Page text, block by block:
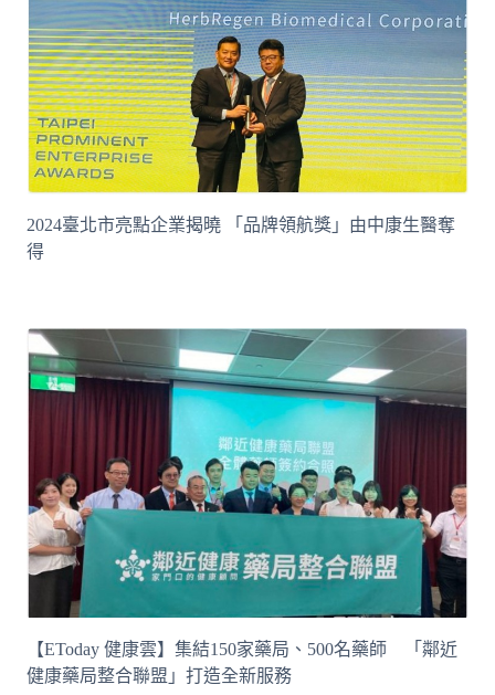
2024臺北市亮點企業揭曉 「品牌領航獎」由中康生醫奪
得
【EToday 健康雲】集結150家藥局、500名藥師 「鄰近
健康藥局整合聯盟」打造全新服務